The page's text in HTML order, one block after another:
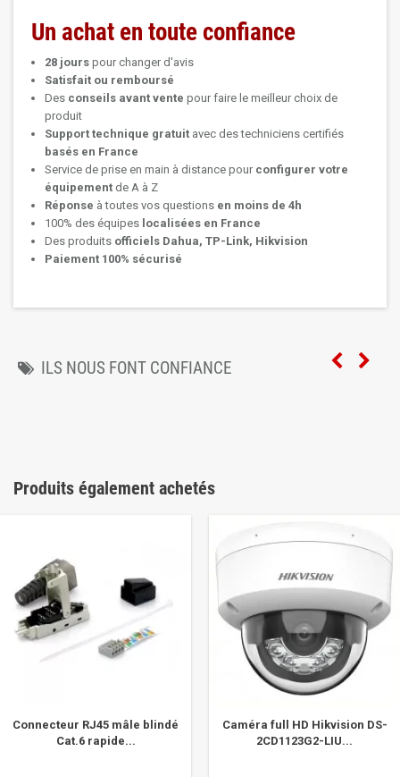
Un achat en toute confiance
28 jours pour changer d'avis
Satisfait ou remboursé
Des conseils avant vente pour faire le meilleur choix de
produit
Support technique gratuit avec des techniciens certifiés
basés en France
Service de prise en main à distance pour configurer votre
équipement de A à Z
Réponse à toutes vos questions en moins de 4h
100% des équipes localisées en France
Des produits officiels Dahua, TP-Link, Hikvision
Paiement 100% sécurisé
ILS NOUS FONT CONFIANCE
Produits également achetés
Connecteur RJ45 mâle blindé
Cat.6 rapide...
Caméra full HD Hikvision DS-
2CD1123G2-LIU...